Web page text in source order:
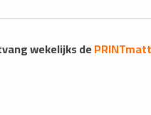
wekelijks de